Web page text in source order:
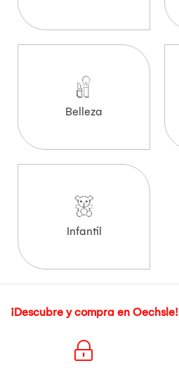
Belleza
Infantil
¡Descubre y compra en Oechsle!